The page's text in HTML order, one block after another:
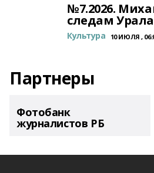
№7.2026.
следам
Культура 10 ИЮЛЯ ,
Партнеры
Фотобанк
журналистов РБ